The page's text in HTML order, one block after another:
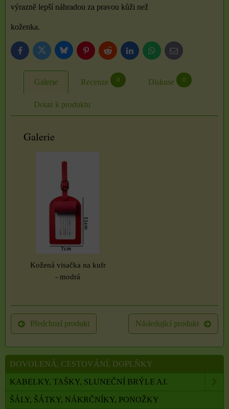
výrazně lepší náhradou za pravou kůži než
koženka.
FacebookTwitter BlueskyPinterestReddit LinkedInWhatsApp
E-
mail
Galerie Recenze 0 Diskuse 0
Dotaz k produktu
Galerie
Kožená visačka na kufr
- modrá
Předchozí produkt Následující produkt
DOVOLENÁ, CESTOVÁNÍ, DOPLŇKY
KABELKY, TAŠKY, SLUNEČNÍ BRÝLE AJ.
ŠÁLY, ŠÁTKY, NÁKRČNÍKY, PONOŽKY